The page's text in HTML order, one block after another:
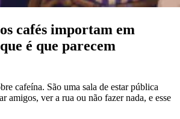
cafés importam em
é que parecem
cafeína. São uma sala de estar pública
amigos, ver a rua ou não fazer nada, e esse